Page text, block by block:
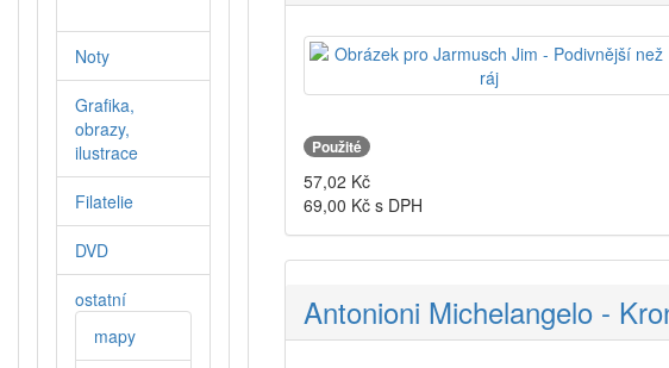
Použité
57,02 Kč
69,00 Kč s DPH
Antonioni Michelangelo -
Noty
Grafika,
obrazy,
ilustrace
Filatelie
DVD
ostatní
mapy